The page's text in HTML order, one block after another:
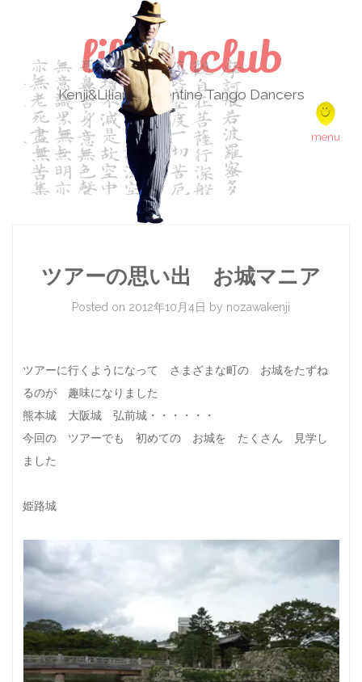
lilikenclub
Kenji&Liliana Argentine Tango Dancers
Skip to content
ツアーの思い出 お城マニア
Posted on 2012年10月4日 by nozawakenji
ツアーに行くようになって さまざまな町の お城をたずね
るのが 趣味になりました
熊本城 大阪城 弘前城・・・・・・
今回の ツアーでも 初めての お城を たくさん 見学し
ました
姫路城
menu